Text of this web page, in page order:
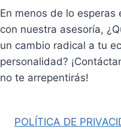
En menos de lo
con nuestra asesoría,
un cambio radical a tu
personalidad?
no te arrepentirás!
POLÍTICA DE